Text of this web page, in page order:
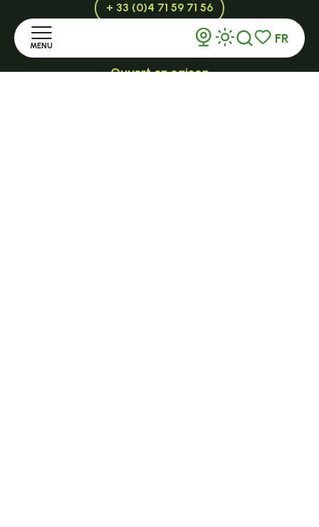
MENU
Voir les
Recherche
FR
+ 33 (0)4 71 59 71 56
Ouvert en saison